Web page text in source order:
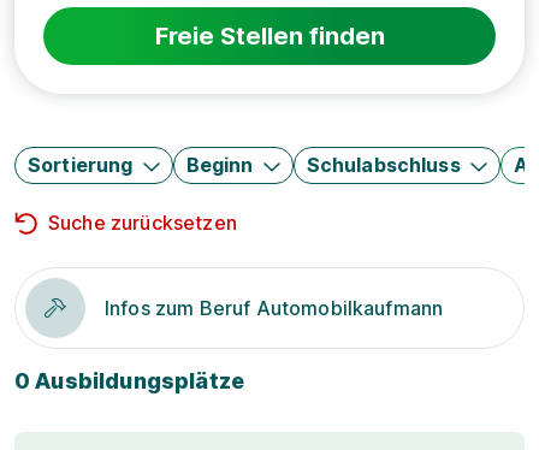
Freie Stellen finden
Sortierung Beginn Schulabschluss
Suche zurücksetzen
Infos zum Beruf Automobilkaufmann
0 Ausbildungsplätze